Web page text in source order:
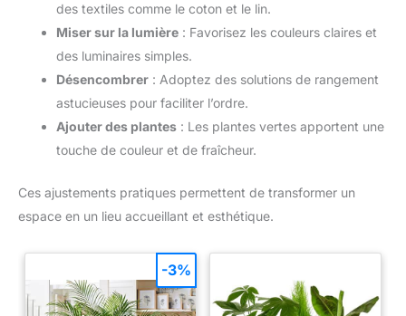
des textiles comme le coton et le lin.
Miser sur la lumière : Favorisez les couleurs claires et
des luminaires simples.
Désencombrer : Adoptez des solutions de rangement
astucieuses pour faciliter l’ordre.
Ajouter des plantes : Les plantes vertes apportent une
touche de couleur et de fraîcheur.
Ces ajustements pratiques permettent de transformer un
espace en un lieu accueillant et esthétique.
-3%